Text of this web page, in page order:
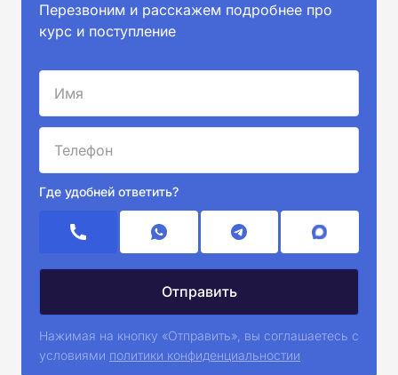
Перезвоним и расскажем подробнее про
курс и поступление
Где удобней ответить?
Нажимая на кнопку «Отправить», вы соглашаетесь с
условиями политики конфиденциальностии